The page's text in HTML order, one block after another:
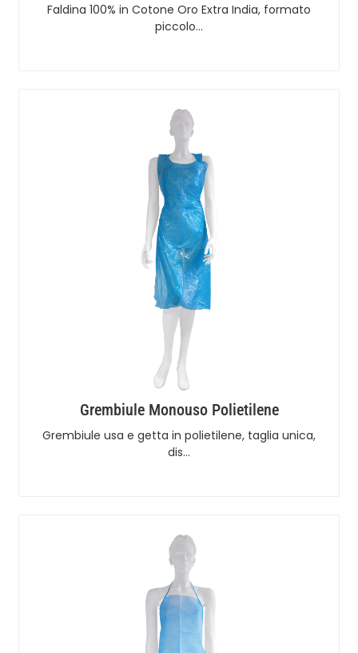
Faldina 100% in Cotone Oro Extra India, formato
piccolo…
Grembiule Monouso Polietilene
Grembiule usa e getta in polietilene, taglia unica,
dis…